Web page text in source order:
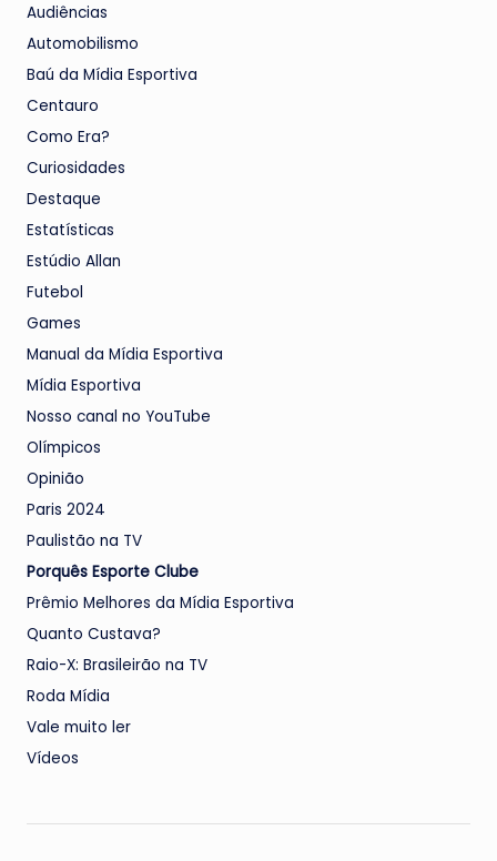
Audiências
Automobilismo
Baú da Mídia Esportiva
Centauro
Como Era?
Curiosidades
Destaque
Estatísticas
Estúdio Allan
Futebol
Games
Manual da Mídia Esportiva
Mídia Esportiva
Nosso canal no YouTube
Olímpicos
Opinião
Paris 2024
Paulistão na TV
Porquês Esporte Clube
Prêmio Melhores da Mídia Esportiva
Quanto Custava?
Raio-X: Brasileirão na TV
Roda Mídia
Vale muito ler
Vídeos